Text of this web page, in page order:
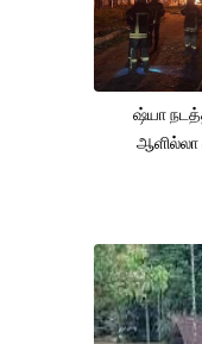
ஷ்யா
ஆளில்லா